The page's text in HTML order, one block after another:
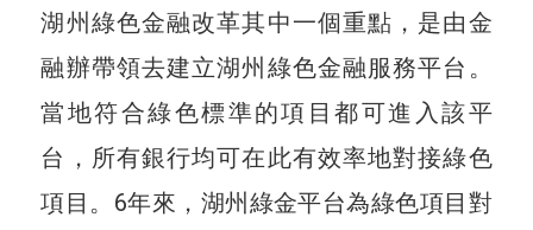
湖州綠色金融改革其中一個重點，是由金
融辦帶領去建立湖州綠色金融服務平台。
當地符合綠色標準的項目都可進入該平
台，所有銀行均可在此有效率地對接綠色
項目。6年來，湖州綠金平台為綠色項目對